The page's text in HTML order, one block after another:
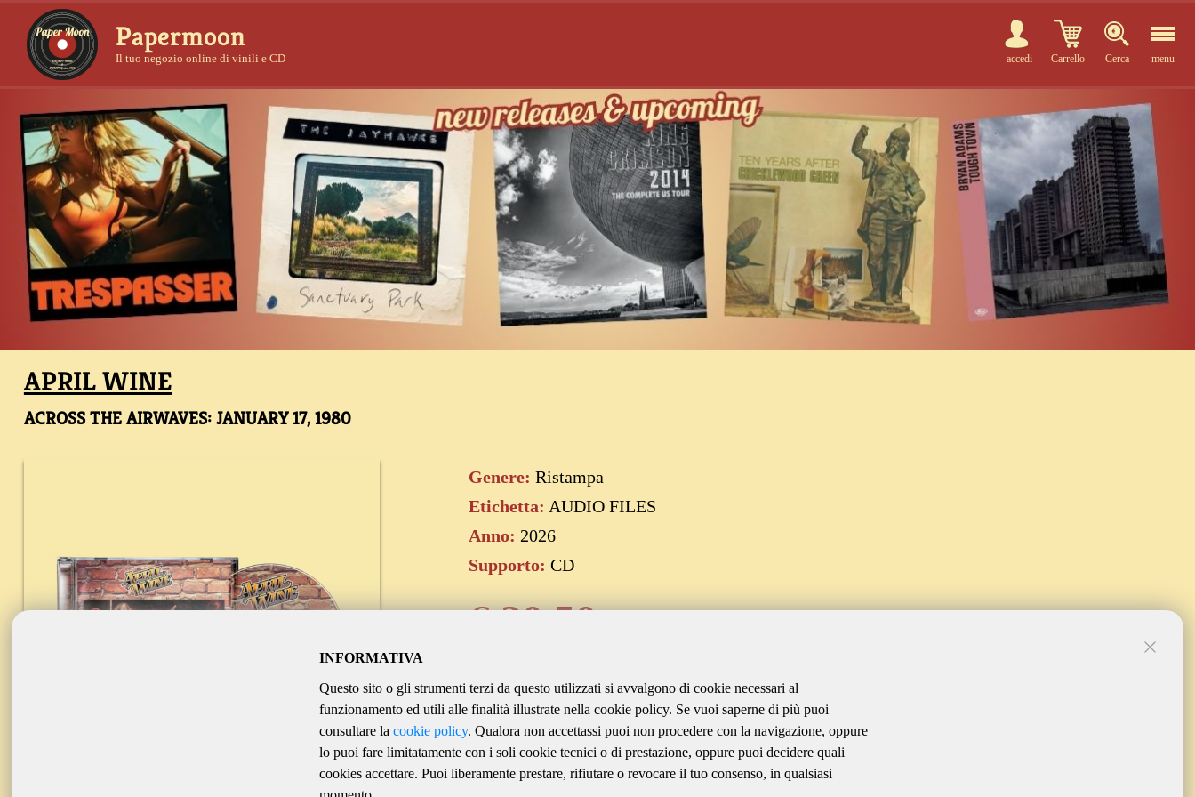
Papermoon
Il tuo negozio online di vinili e CD accedi Carrello Cerca menu
APRIL WINE
ACROSS THE AIRWAVES: JANUARY 17, 1980
Genere: Ristampa
Etichetta: AUDIO FILES
Anno: 2026
Supporto: CD
€20.50
Aggiungi al carrello
INFORMATIVA
Questo sito o gli strumenti terzi da questo utilizzati si avvalgono di cookie necessari al
funzionamento ed utili alle finalità illustrate nella cookie policy. Se vuoi saperne di più puoi
consultare la cookie policy. Qualora non accettassi puoi non procedere con la navigazione, oppure
lo puoi fare limitatamente con i soli cookie tecnici o di prestazione, oppure puoi decidere quali
cookies accettare. Puoi liberamente prestare, rifiutare o revocare il tuo consenso, in qualsiasi